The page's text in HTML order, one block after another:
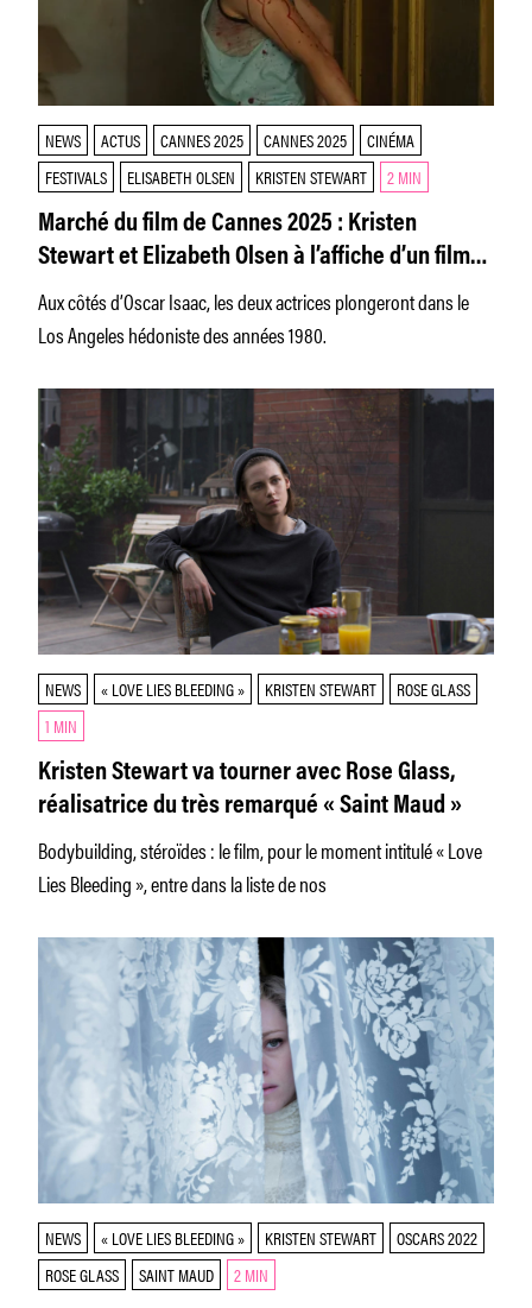
NEWS ACTUS CANNES 2025 CANNES 2025
CINÉMA
FESTIVALS
ELISABETH OLSEN KRISTEN STEWART 2 MIN
Marché du film de Cannes 2025 : Kristen
Stewart et Elizabeth Olsen à l’affiche d’un film
de vampires
Aux côtés d’Oscar Isaac, les deux actrices plongeront dans le
Los Angeles hédoniste des années 1980.
NEWS « LOVE LIES BLEEDING » KRISTEN STEWART
ROSE GLASS
1 MIN
Kristen Stewart va tourner avec Rose Glass,
réalisatrice du très remarqué « Saint Maud »
Bodybuilding, stéroïdes : le film, pour le moment intitulé « Love
Lies Bleeding », entre dans la liste de nos
NEWS « LOVE LIES BLEEDING » KRISTEN STEWART
OSCARS 2022
ROSE GLASS
SAINT MAUD 2 MIN